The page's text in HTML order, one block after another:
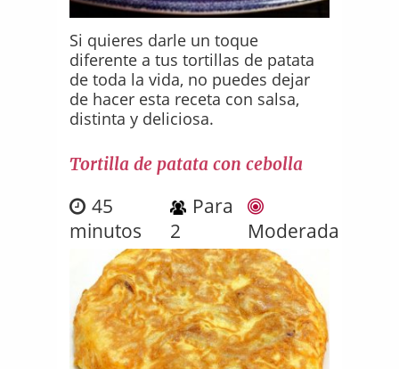
Si quieres darle un toque
diferente a tus tortillas de patata
de toda la vida, no puedes dejar
de hacer esta receta con salsa,
distinta y deliciosa.
Tortilla de patata con cebolla
45
minutos
Para
2
Moderada